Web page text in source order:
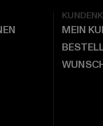
MEIN